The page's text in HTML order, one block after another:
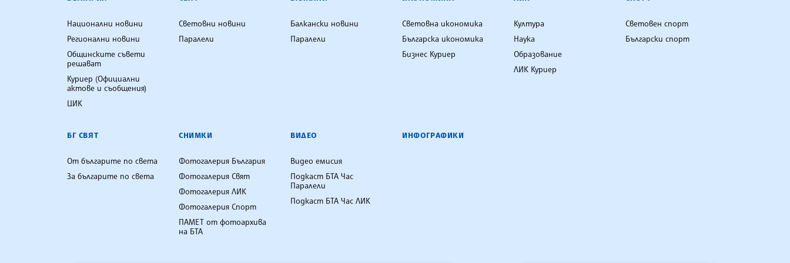
Национални новини
Регионални новини
Общинските съвети
решават
Куриер (Официални
актове и съобщения)
ЦИК
Световни новини
Паралели
Балкански новини
Паралели
Световна икономика
Българска икономика
Бизнес Куриер
Култура
Наука
Образование
ЛИК Куриер
Световен спорт
Български спорт
БГ СВЯТ
От българите по света
За българите по света
СНИМКИ
Фотогалерия България
Фотогалерия Свят
Фотогалерия ЛИК
Фотогалерия Спорт
ПАМЕТ от фотоархива
на БТА
ВИДЕО
Видео емисия
Подкаст БТА Час
Паралели
Подкаст БТА Час ЛИК
ИНФОГРАФИКИ